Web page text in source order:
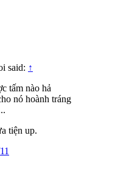
said: ↑
tấm nào hả
nó hoành tráng
tiện up.